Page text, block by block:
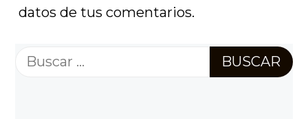
datos de tus comentarios.
Buscar: